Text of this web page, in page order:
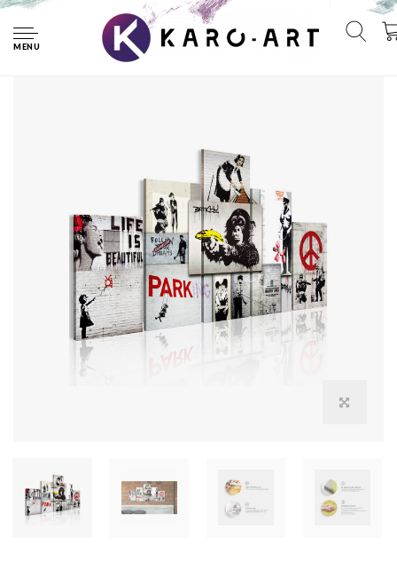
MENU
Schilderij - Street Crimes: Banksy Art , 5 luik, print op echt
Italiaans canvas, Banksy collage, zijn/haar bekendste werken